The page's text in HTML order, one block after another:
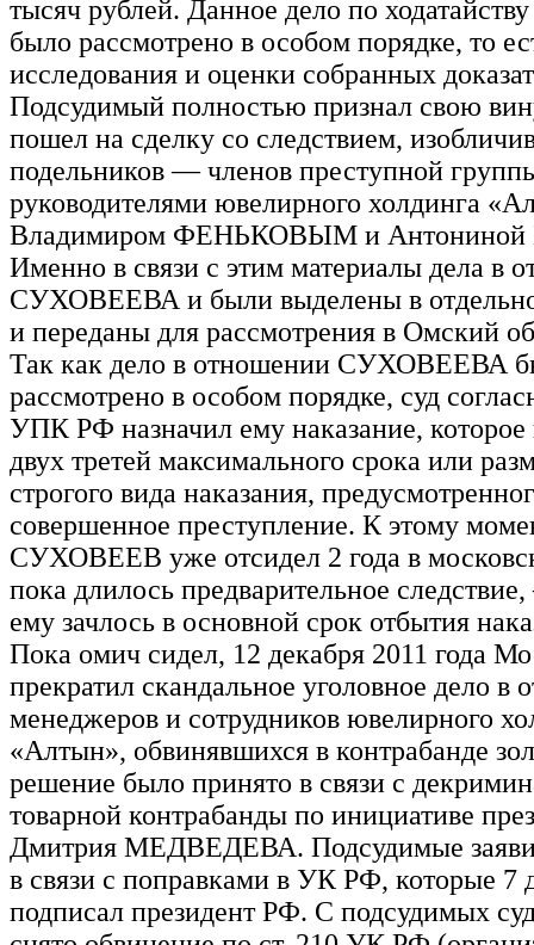
тысяч рублей. Данное дело по
было рассмотрено в особом порядке, то
исследования и оценки собранных
Подсудимый полностью признал свою
пошел на сделку со следствием,
подельников — членов преступной
руководителями ювелирного холдинга
Владимиром ФЕНЬКОВЫМ и
Именно в связи с этим материалы дела в
СУХОВЕЕВА и были выделены в
и переданы для рассмотрения в Омский
Так как дело в отношении СУХОВЕЕВА
рассмотрено в особом порядке, суд
УПК РФ назначил ему наказание,
двух третей максимального срока или
строгого вида наказания,
совершенное преступление. К этому
СУХОВЕЕВ уже отсидел 2 года в
пока длилось предварительное
ему зачлось в основной срок отбытия
Пока омич сидел, 12 декабря 2011 года
прекратил скандальное уголовное дело в
менеджеров и сотрудников ювелирного
«Алтын», обвинявшихся в контрабанде
решение было принято в связи с
товарной контрабанды по инициативе
Дмитрия МЕДВЕДЕВА. Подсудимые
в связи с поправками в УК РФ, которые 7
подписал президент РФ. С подсудимых